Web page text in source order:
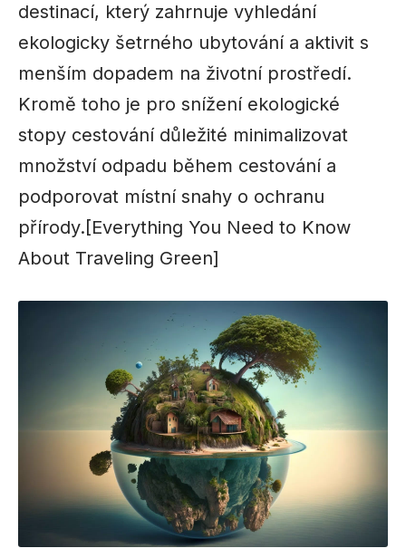
destinací, který zahrnuje vyhledání
ekologicky šetrného ubytování a aktivit s
menším dopadem na životní prostředí.
Kromě toho je pro snížení ekologické
stopy cestování důležité minimalizovat
množství odpadu během cestování a
podporovat místní snahy o ochranu
přírody.[Everything You Need to Know
About Traveling Green]